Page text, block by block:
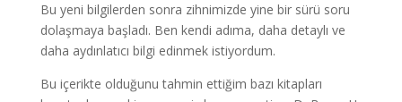
Bu yeni bilgilerden sonra zihnimizde yine bir sürü soru
dolaşmaya başladı. Ben kendi adıma, daha detaylı ve
daha aydınlatıcı bilgi edinmek istiyordum.
Bu içerikte olduğunu tahmin ettiğim bazı kitapları